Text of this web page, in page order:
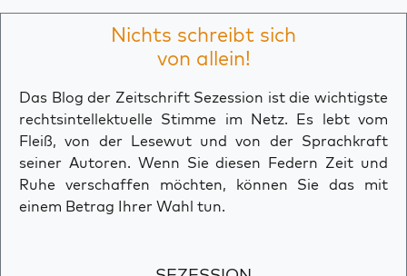
Nichts schreibt sich
von allein!
Das Blog der Zeitschrift Sezession ist die wichtigste
rechtsintellektuelle Stimme im Netz. Es lebt vom
Fleiß, von der Lesewut und von der Sprachkraft
seiner Autoren. Wenn Sie diesen Federn Zeit und
Ruhe verschaffen möchten, können Sie das mit
einem Betrag Ihrer Wahl tun.